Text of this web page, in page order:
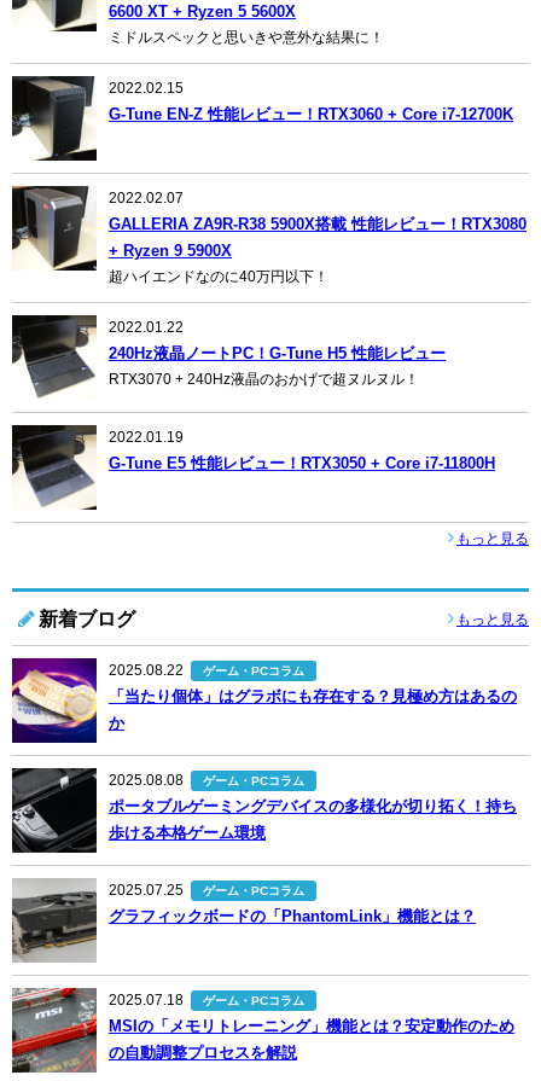
6600 XT + Ryzen 5 5600X
ミドルスペックと思いきや意外な結果に！
2022.02.15
G-Tune EN-Z 性能レビュー！RTX3060 + Core i7-12700K
2022.02.07
GALLERIA ZA9R-R38 5900X搭載 性能レビュー！RTX3080
+ Ryzen 9 5900X
超ハイエンドなのに40万円以下！
2022.01.22
240Hz液晶ノートPC！G-Tune H5 性能レビュー
RTX3070 + 240Hz液晶のおかげで超ヌルヌル！
2022.01.19
G-Tune E5 性能レビュー！RTX3050 + Core i7-11800H
もっと見る
新着ブログ もっと見る
2025.08.22 ゲーム・PCコラム
「当たり個体」はグラボにも存在する？見極め方はあるの
か
2025.08.08 ゲーム・PCコラム
ポータブルゲーミングデバイスの多様化が切り拓く！持ち
歩ける本格ゲーム環境
2025.07.25 ゲーム・PCコラム
グラフィックボードの「PhantomLink」機能とは？
2025.07.18 ゲーム・PCコラム
MSIの「メモリトレーニング」機能とは？安定動作のため
の自動調整プロセスを解説